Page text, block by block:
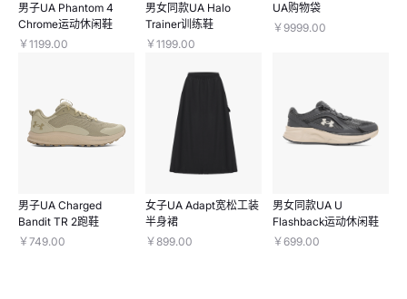
男子UA Phantom 4
Chrome运动休闲鞋
￥1199.00
男女同款UA Halo
Trainer训练鞋
￥1199.00
UA购物袋
￥9999.00
男子UA Charged
Bandit TR 2跑鞋
￥749.00
女子UA Adapt宽松工装
半身裙
￥899.00
男女同款UA U
Flashback运动休闲鞋
￥699.00